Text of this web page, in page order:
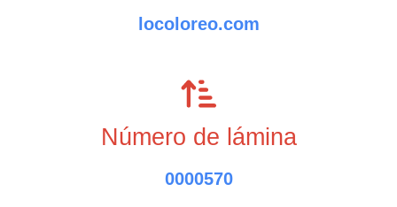
locoloreo.com
Número de lámina
0000570